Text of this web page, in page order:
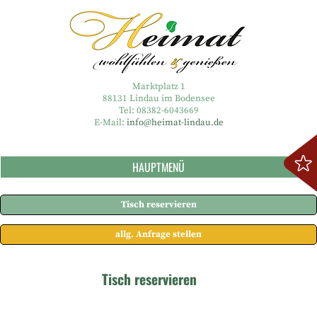
Marktplatz 1
88131 Lindau im Bodensee
Tel: 08382-6043669
E-Mail: info@heimat-lindau.de
HAUPTMENÜ
Tisch reservieren
allg. Anfrage stellen
Tisch reservieren